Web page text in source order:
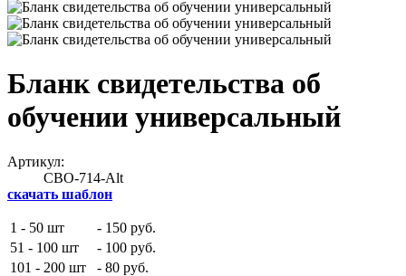
Бланк свидетельства об
обучении универсальный
Артикул:
СВО-714-Alt
скачать шаблон
1 - 50 шт - 150 руб.
51 - 100 шт
- 100 руб.
101 - 200 шт
- 80 руб.